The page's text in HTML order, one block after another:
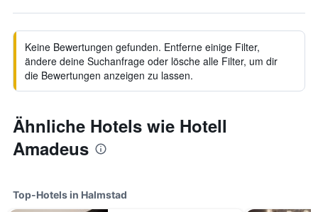
Keine Bewertungen gefunden. Entferne einige Filter,
ändere deine Suchanfrage oder lösche alle Filter, um dir
die Bewertungen anzeigen zu lassen.
Ähnliche Hotels wie Hotell
Amadeus
Top-Hotels in Halmstad